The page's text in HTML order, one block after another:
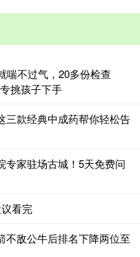
喘不过气，20多份检查
挑孩子下手
三款经典中成药帮你轻松告
专家驻场古城！5天免费问
看完
不敌公牛后排名下降两位至